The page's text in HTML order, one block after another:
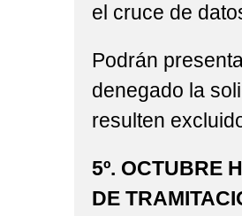
el cruce de
Podrán
denegado la
resulten
5º. OCTUBRE
DE